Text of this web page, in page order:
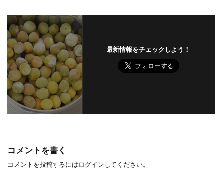
最新情報をチェックしよう！
コメントを書く
コメントを投稿するにはログインしてください。